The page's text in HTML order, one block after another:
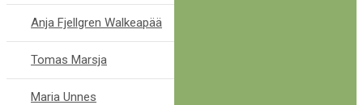
Anja Fjellgren Walkeapää
Tomas Marsja
Maria Unnes